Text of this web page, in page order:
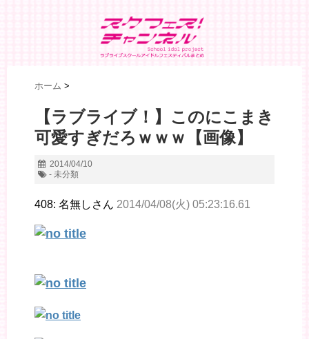
ホーム >
【ラブライブ！】このにこまき
可愛すぎだろｗｗｗ【画像】
2014/04/10
- 未分類
408: 名無しさん 2014/04/08(火) 05:23:16.61